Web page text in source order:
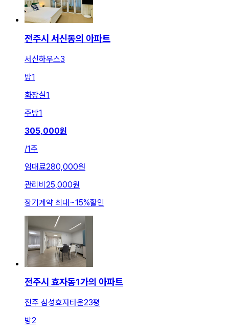
전주시 서신동의 아파트
서신하우스3
방1
화장실1
주방1
305,000원
/1주
임대료280,000원
관리비 25,000원
장기계약 최대~15%할인
전주시 효자동1가의 아파트
전주 삼성효자타운23평
방2